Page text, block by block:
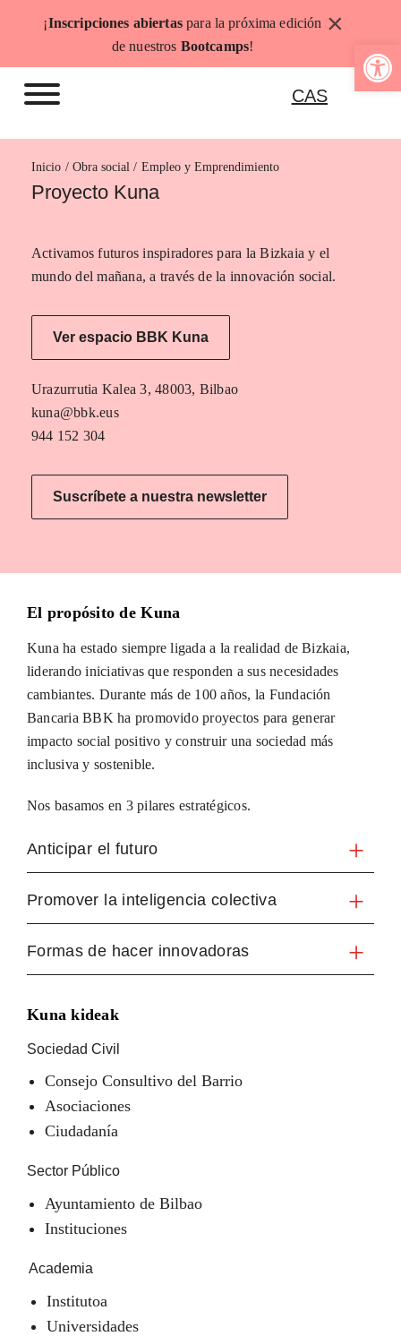
Abrir
¡Inscripciones abiertaspara la próxima edición
de nuestros Bootcamps!
×
CAS
Inicio Empleo y Emprendimiento
Proyecto Kuna
Activamos futuros inspiradores para la Bizkaia y el
mundo del mañana, a través de la innovación social.
Ver espacio BBK Kuna
Urazurrutia Kalea 3, 48003, Bilbao
kuna@bbk.eus
944 152 304
Suscríbete a nuestra newsletter
El propósito de Kuna
Kuna ha estado siempre ligada a la realidad de Bizkaia,
liderando iniciativas que responden a sus necesidades
cambiantes. Durante más de 100 años, la Fundación
Bancaria BBK ha promovido proyectos para generar
impacto social positivo y construir una sociedad más
inclusiva y sostenible.
Nos basamos en 3 pilares estratégicos.
Anticipar el futuro
Promover la inteligencia colectiva
Formas de hacer innovadoras
Kuna kideak
Sociedad Civil
Consejo Consultivo del Barrio
Asociaciones
Ciudadanía
Sector Público
Ayuntamiento de Bilbao
Instituciones
Academia
Institutoa
Universidades